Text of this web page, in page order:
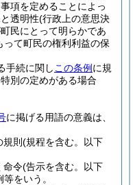
項を定めることによっ
透明性(行政上の意思決
民にとって明らかであ
って町民の権利利益の保
手続に関し この条例 に規
別の定めがある場合
に掲げる用語の意義は、
則 (規程を含む。以下
命令(告示を含む。以下
をいう。